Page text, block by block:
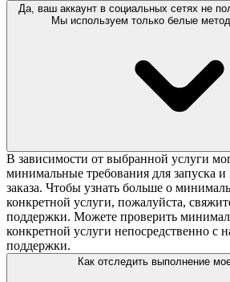
Да, ваш аккаунт в социальных сетях не
Мы используем только белые
В зависимости от выбранной услуги
минимальные требования для запуска
заказа. Чтобы узнать больше о
конкретной услуги, пожалуйста,
поддержки. Можете проверить
конкретной услуги непосредственно с
поддержки.
Как отследить выполнение